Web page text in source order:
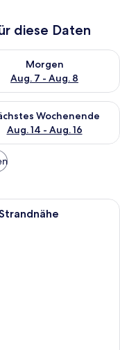
diese Daten
Aug. 6 - Aug. 7.
Morgen
Aug. 7 - Aug. 8
die Verfügbarkeit
Aug. 7
Wochenende
Aug. 14 - Aug. 16
die Verfügbarkeit
mit Holzstühlen und